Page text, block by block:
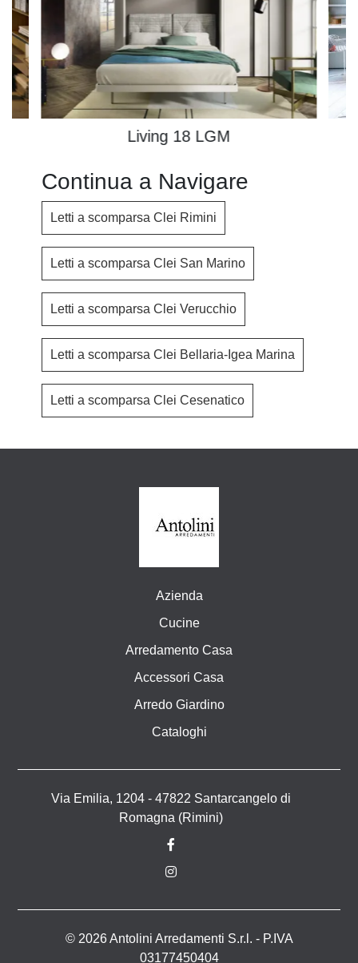
Living 18 LGM
Continua a Navigare
Letti a scomparsa Clei Rimini
Letti a scomparsa Clei San Marino
Letti a scomparsa Clei Verucchio
Letti a scomparsa Clei Bellaria-Igea Marina
Letti a scomparsa Clei Cesenatico
Azienda
Cucine
Arredamento Casa
Accessori Casa
Arredo Giardino
Cataloghi
Via Emilia, 1204 - 47822 Santarcangelo di
Romagna (Rimini)
© 2026 Antolini Arredamenti S.r.l. - P.IVA
03177450404